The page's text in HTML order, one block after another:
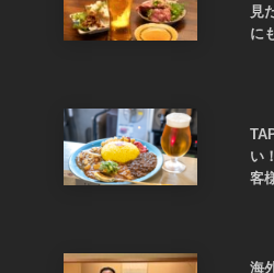
見
に
い
客
海